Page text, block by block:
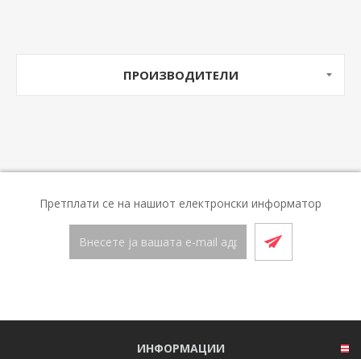
ПРОИЗВОДИТЕЛИ
Претплати се на нашиот електронски информатор
ИНФОРМАЦИИ